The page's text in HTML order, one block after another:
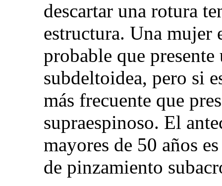
descartar una rotura
estructura. Una mujer
probable que
subdeltoidea, pero si
más frecuente que
supraespinoso. El
mayores de 50 años
de pinzamiento